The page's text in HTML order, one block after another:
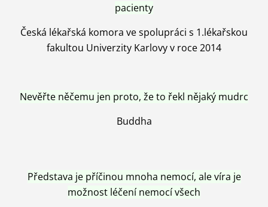
pacienty
Česká lékařská komora ve spolupráci s 1.lékařskou
fakultou Univerzity Karlovy v roce 2014
Nevěřte něčemu jen proto, že to řekl nějaký mudrc
Buddha
Představa je příčinou mnoha nemocí, ale víra je
možnost léčení nemocí všech